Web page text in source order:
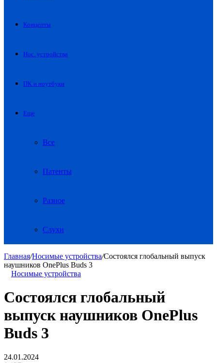
Концепты
Нос. устройства
ПК и ноутбуки
Еще
Все
Патенты
Разное
Слухи
Главная/Носимые устройства/Состоялся глобальный выпуск
наушников OnePlus Buds 3
Носимые устройства
Состоялся глобальный
выпуск наушников OnePlus
Buds 3
24.01.2024